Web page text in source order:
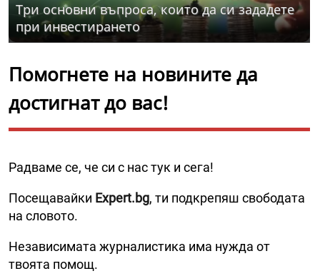
Три основни въпроса, които да си зададете
при инвестирането
Помогнете на новините да
достигнат до вас!
Радваме се, че си с нас тук и сега!
Посещавайки Expert.bg, ти подкрепяш свободата
на словото.
Независимата журналистика има нужда от
твоята помощ.